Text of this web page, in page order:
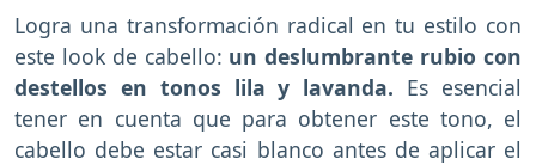
Logra una transformación radical en tu estilo con
este look de cabello: un deslumbrante rubio con
destellos en tonos lila y lavanda. Es esencial
tener en cuenta que para obtener este tono, el
cabello debe estar casi blanco antes de aplicar el